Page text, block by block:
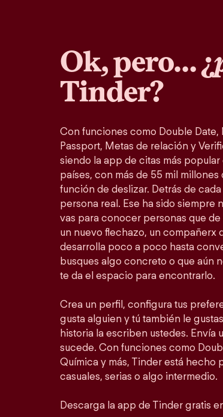
Ok, pero… ¿
Tinder?
Con funciones como Double
Passport, Metas de relación y
siendo la app de citas más
países, con más de 55 mil
función de deslizar. Detrás de
persona real. Ese ha sido siempre
vas para conocer personas que
un nuevo flechazo, un compañerx
desarrolla poco a poco hasta
busques algo concreto o que aún
te da el espacio para encontrarlo.
Crea un perfil, configura tus
gusta alguien y tú también le
historia la escriben ustedes. Envía
sucede. Con funciones como
Química y más, Tinder está hecho
casuales, serias o algo intermedio.
Descarga la app de Tinder gratis